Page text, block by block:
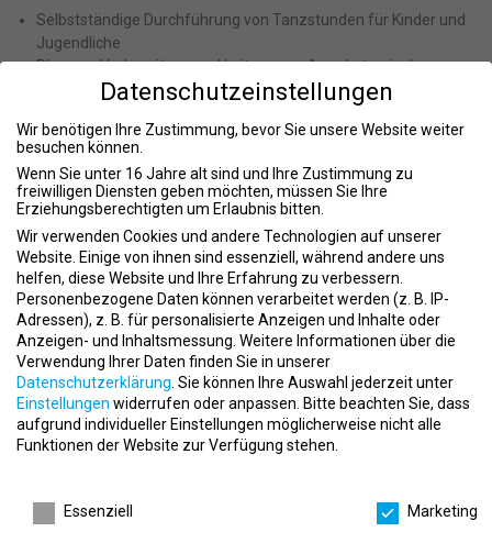
Selbstständige Durchführung von Tanzstunden für Kinder und
Jugendliche
Planung, Vorbereitung und Leitung von Angeboten in den
Ihr Profil:
Sie haben Unterrichtserfahrungen mit Kindern im Alter von 3-
12 Jahren
Sie sind kreativ, organisiert und können eigenverantwortlich
arbeiten
Sie sind kommunikationsstark und teamfähig
Sie sind bereit, Verantwortung zu übernehmen
Sie sind flexibel, auch in Ihrer Arbeitszeitgestaltung
Sie verfügen über eine entsprechende Qualifikation
Unser Angebot:
• Neue Ideen einbringen. Neue Wege gestalten. Der TSV Bayer 04
bietet Ihnen als moderner Arbeitgeber viele Möglichkeiten, die
Zukunft des Sports im Verein mitzugestalten.
E-Mail an:
Datenschutzeinstellungen
Wir benötigen Ihre Zustimmung, bevor Sie unsere Website weiter
besuchen können.
Wenn Sie unter 16 Jahre alt sind und Ihre Zustimmung zu
freiwilligen Diensten geben möchten, müssen Sie Ihre
Erziehungsberechtigten um Erlaubnis bitten.
Wir verwenden Cookies und andere Technologien auf unserer
Website. Einige von ihnen sind essenziell, während andere uns
helfen, diese Website und Ihre Erfahrung zu verbessern.
Personenbezogene Daten können verarbeitet werden (z. B. IP-
Adressen), z. B. für personalisierte Anzeigen und Inhalte oder
Anzeigen- und Inhaltsmessung. Weitere Informationen über die
Verwendung Ihrer Daten finden Sie in unserer
Datenschutzerklärung. Sie können Ihre Auswahl jederzeit unter
Einstellungen widerrufen oder anpassen. Bitte beachten Sie, dass
aufgrund individueller Einstellungen möglicherweise nicht alle
Funktionen der Website zur Verfügung stehen.
Essenziell
Marketing